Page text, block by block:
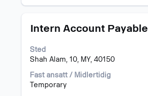
jobbinformasjonen.
Tittel
Intern Account Payable
Sted
Shah Alam, 10, MY, 40150
Fast ansatt / Midlertidig
Temporary
Velg
mellomromstasten
for
vise
det